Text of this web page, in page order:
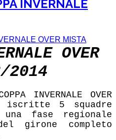
INVERNALE
OVER
2014
INVERNALE OVER
iscritte 5 squadre
una fase regionale
girone completo